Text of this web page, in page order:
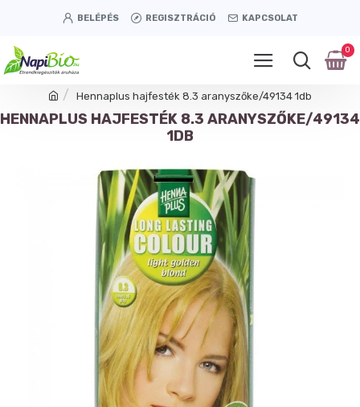
BELÉPÉS REGISZTRÁCIÓ KAPCSOLAT
0
Hennaplus hajfesték 8.3 aranyszőke/49134 1db
HENNAPLUS HAJFESTÉK 8.3 ARANYSZŐKE/49134
1DB